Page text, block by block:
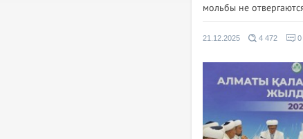
мольбы не
21.12.2025 4 472 0